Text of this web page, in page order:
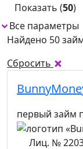
Показать (50)
Все параметры
Найдено 50
Сбросить
первый займ
Лиц. №